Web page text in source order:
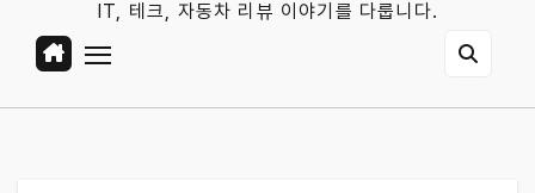
IT, 테크, 자동차 리뷰 이야기를 다룹니다.